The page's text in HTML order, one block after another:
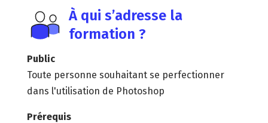
À qui s’adresse la
formation ?
Public
Toute personne souhaitant se perfectionner
dans l'utilisation de Photoshop
Prérequis